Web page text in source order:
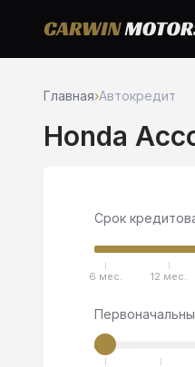
Главная›Автокредит
Honda
Срок
6 мес. 12 мес.